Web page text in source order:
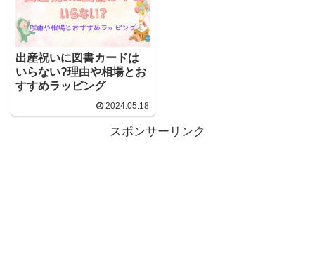
出産祝いに図書カードは
いらない?理由や相場とお
すすめラッピング
2024.05.18
スポンサーリンク